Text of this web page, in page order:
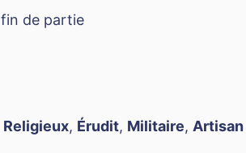
de partie
Religieux, Érudit, Militaire, Artisan